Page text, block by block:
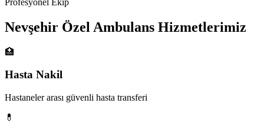
Nevşehir Özel Ambulans Hizmetlerimiz
🏥
Hasta Nakil
Hastaneler arası güvenli hasta transferi
💊